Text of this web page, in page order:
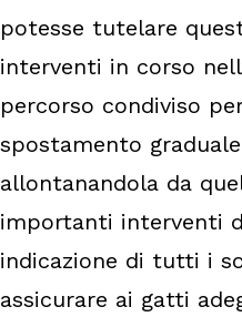
potesse tutelare
interventi in corso
percorso condiviso
spostamento
allontanandola da
importanti interventi
indicazione di tutti i
assicurare ai gatti